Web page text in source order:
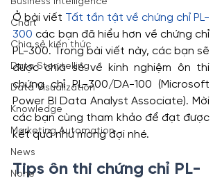
Chart
Chia sẻ kiến thức
Data Storytelling
Data Visualization
Knowledge
Marketing Automation
News
None
Ở bài viết Tất tần tật về chứng chỉ PL-
300 các bạn đã hiểu hơn về chứng chỉ
PL-300. Trong bài viết này, các bạn sẽ
được chia sẻ về kinh nghiệm ôn thi
chứng chỉ PL-300/DA-100 (Microsoft
Power BI Data Analyst Associate). Mời
các bạn cùng tham khảo để đạt được
kết quả như mong đợi nhé.
Tips ôn thi chứng chỉ PL-